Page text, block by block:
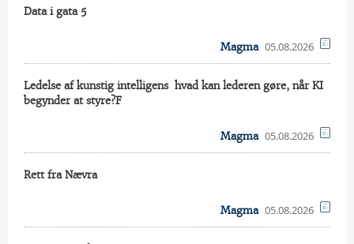
Data i gata 5
Magma 05.08.2026
Ledelse af kunstig intelligens  hvad kan lederen gøre, når KI
begynder at styre?F
Magma 05.08.2026
Rett fra Nævra
Magma 05.08.2026